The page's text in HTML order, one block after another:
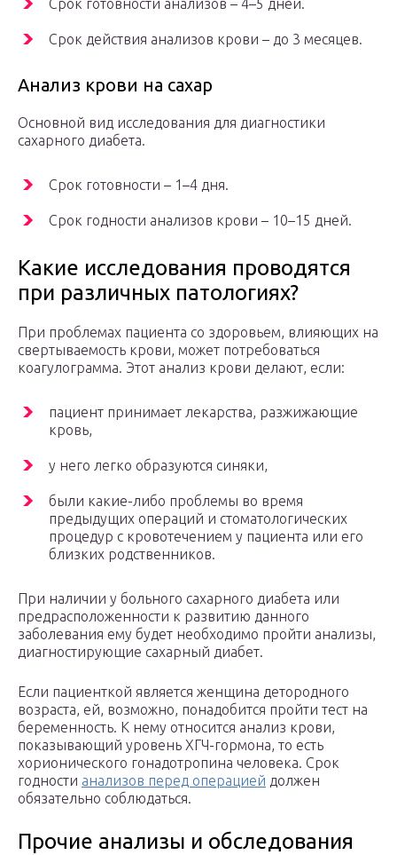
Срок готовности анализов – 4–5 дней.
Срок действия анализов крови – до 3 месяцев.
Анализ крови на сахар
Основной вид исследования для диагностики
сахарного диабета.
Срок готовности – 1–4 дня.
Срок годности анализов крови – 10–15 дней.
Какие исследования проводятся
при различных патологиях?
При проблемах пациента со здоровьем, влияющих на
свертываемость крови, может потребоваться
коагулограмма. Этот анализ крови делают, если:
пациент принимает лекарства, разжижающие
кровь,
у него легко образуются синяки,
были какие-либо проблемы во время
предыдущих операций и стоматологических
процедур с кровотечением у пациента или его
близких родственников.
При наличии у больного сахарного диабета или
предрасположенности к развитию данного
заболевания ему будет необходимо пройти анализы,
диагностирующие сахарный диабет.
Если пациенткой является женщина детородного
возраста, ей, возможно, понадобится пройти тест на
беременность. К нему относится анализ крови,
показывающий уровень ХГЧ-гормона, то есть
хорионического гонадотропина человека. Срок
годности анализов перед операцией должен
обязательно соблюдаться.
Прочие анализы и обследования